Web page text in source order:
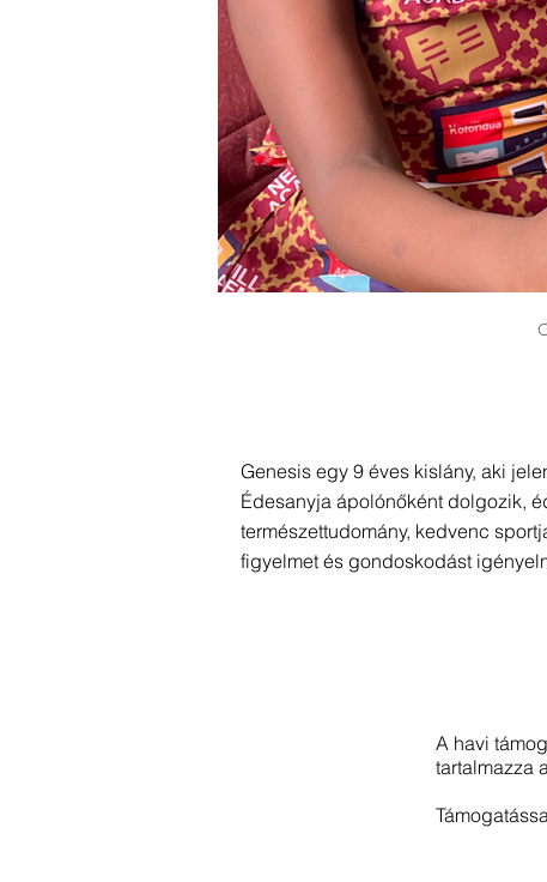
Genesis egy 9 éves kislány, aki
Édesanyja ápolónőként dolgozik,
természettudomány, kedvenc
figyelmet és gondoskodást
A havi
tartalmazza